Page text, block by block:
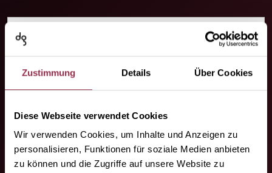
Zustimmung Details Über Cookies
Diese Webseite verwendet Cookies
Wir verwenden Cookies, um Inhalte und Anzeigen zu
personalisieren, Funktionen für soziale Medien anbieten
zu können und die Zugriffe auf unsere Website zu
Il tuo contatto.